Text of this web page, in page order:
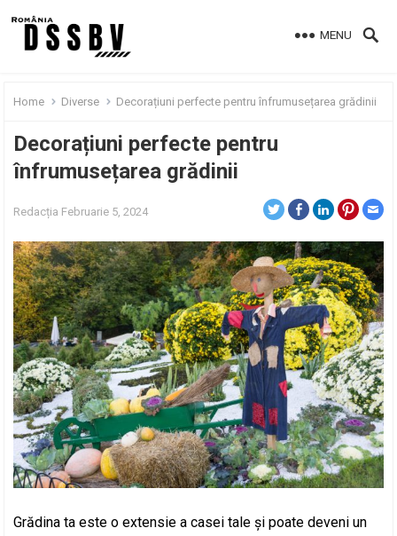
MENU
Home Diverse Decorațiuni perfecte pentru înfrumusețarea grădinii
Decorațiuni perfecte pentru
înfrumusețarea grădinii
Redacția Februarie 5, 2024
Grădina ta este o extensie a casei tale și poate deveni un